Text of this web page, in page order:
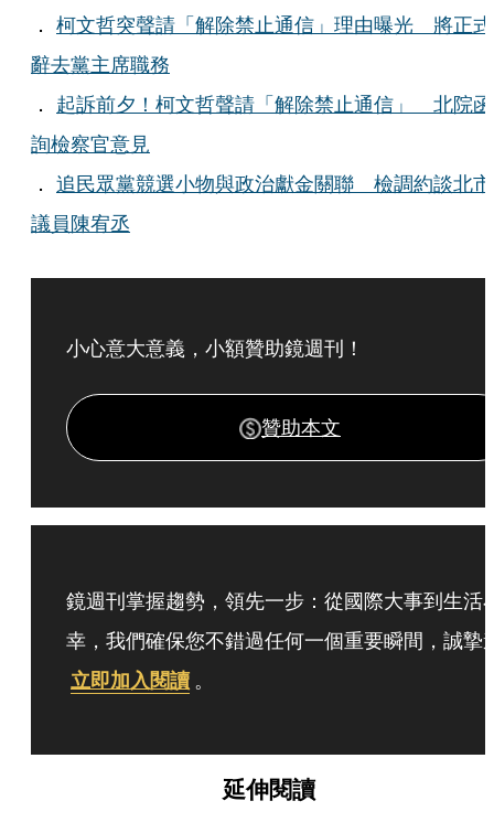
． 柯文哲突聲請「解除禁止通信」理由曝光 將正式
辭去黨主席職務
． 起訴前夕！柯文哲聲請「解除禁止通信」 北院函
詢檢察官意見
． 追民眾黨競選小物與政治獻金關聯 檢調約談北市
議員陳宥丞
小心意大意義，小額贊助鏡週刊！
贊助本文
鏡週刊掌握趨勢，領先一步：從國際大事到生活
幸，我們確保您不錯過任何一個重要瞬間，誠摯
立即加入閱讀 。
延伸閱讀